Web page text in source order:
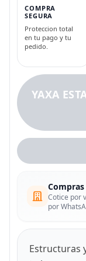
COMPRA
SEGURA
Proteccion total
en tu pago y tu
pedido.
YAXA
Cotice por
por
Estructuras